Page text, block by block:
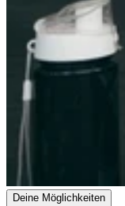
Deine Möglichkeiten